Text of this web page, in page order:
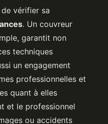
vérifier sa
. Un couvreur
garantit non
techniques
un engagement
professionnelles et
quant à elles
et le professionnel
ou accidents